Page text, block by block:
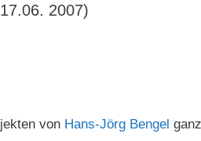
2007)
von Hans-Jörg Bengel